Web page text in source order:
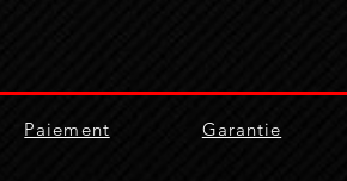
Paiement Garantie